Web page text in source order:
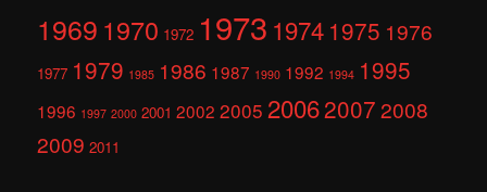
1969 1970 1972 1973 1974 1975 1976
1977 1979 1985 1986 1987 1990 1992 1994 1995
1996 1997 2000 2001 2002 2005 200620072008
2009 2011